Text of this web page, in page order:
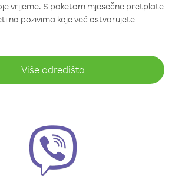
vrijeme. S paketom mjesečne pretplate
na pozivima koje već ostvarujete
Više odredišta